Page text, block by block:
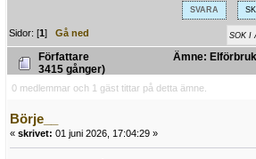
SVARA
Sidor: [1]Gå ned
Författare
Ämne:
3415 gånger)
0 medlemmar och 1 gäst tittar på detta ämne.
Börje__
« skrivet: 01 juni 2026, 17:04:29 »